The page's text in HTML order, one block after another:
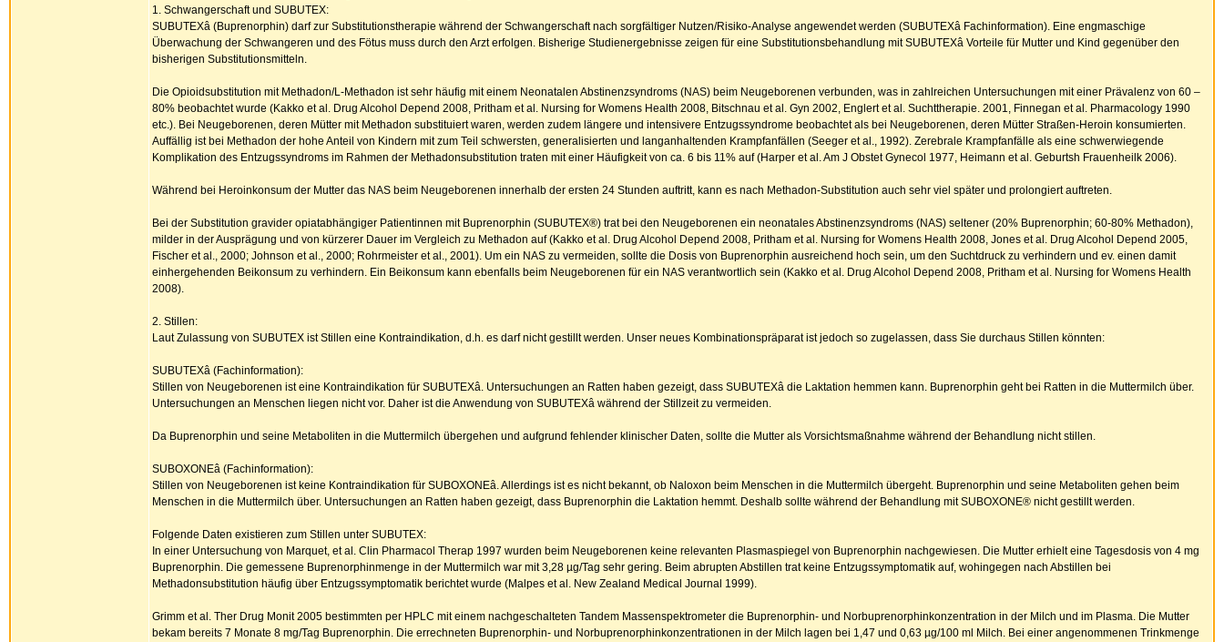
1. Schwangerschaft und SUBUTEX:
SUBUTEXâ (Buprenorphin) darf zur Substitutionstherapie während der Schwangerschaft nach sorgfältiger Nutzen/Risiko-Analyse angewendet werden (SUBUTEXâ Fachinformation). Eine engmaschige
Überwachung der Schwangeren und des Fötus muss durch den Arzt erfolgen. Bisherige Studienergebnisse zeigen für eine Substitutionsbehandlung mit SUBUTEXâ Vorteile für Mutter und Kind gegenüber den
bisherigen Substitutionsmitteln.
Die Opioidsubstitution mit Methadon/L-Methadon ist sehr häufig mit einem Neonatalen Abstinenzsyndroms (NAS) beim Neugeborenen verbunden, was in zahlreichen Untersuchungen mit einer Prävalenz von 60 –
80% beobachtet wurde (Kakko et al. Drug Alcohol Depend 2008, Pritham et al. Nursing for Womens Health 2008, Bitschnau et al. Gyn 2002, Englert et al. Suchttherapie. 2001, Finnegan et al. Pharmacology 1990
etc.). Bei Neugeborenen, deren Mütter mit Methadon substituiert waren, werden zudem längere und intensivere Entzugssyndrome beobachtet als bei Neugeborenen, deren Mütter Straßen-Heroin konsumierten.
Auffällig ist bei Methadon der hohe Anteil von Kindern mit zum Teil schwersten, generalisierten und langanhaltenden Krampfanfällen (Seeger et al., 1992). Zerebrale Krampfanfälle als eine schwerwiegende
Komplikation des Entzugssyndroms im Rahmen der Methadonsubstitution traten mit einer Häufigkeit von ca. 6 bis 11% auf (Harper et al. Am J Obstet Gynecol 1977, Heimann et al. Geburtsh Frauenheilk 2006).
Während bei Heroinkonsum der Mutter das NAS beim Neugeborenen innerhalb der ersten 24 Stunden auftritt, kann es nach Methadon-Substitution auch sehr viel später und prolongiert auftreten.
Bei der Substitution gravider opiatabhängiger Patientinnen mit Buprenorphin (SUBUTEX®) trat bei den Neugeborenen ein neonatales Abstinenzsyndroms (NAS) seltener (20% Buprenorphin; 60-80% Methadon),
milder in der Ausprägung und von kürzerer Dauer im Vergleich zu Methadon auf (Kakko et al. Drug Alcohol Depend 2008, Pritham et al. Nursing for Womens Health 2008, Jones et al. Drug Alcohol Depend 2005,
Fischer et al., 2000; Johnson et al., 2000; Rohrmeister et al., 2001). Um ein NAS zu vermeiden, sollte die Dosis von Buprenorphin ausreichend hoch sein, um den Suchtdruck zu verhindern und ev. einen damit
einhergehenden Beikonsum zu verhindern. Ein Beikonsum kann ebenfalls beim Neugeborenen für ein NAS verantwortlich sein (Kakko et al. Drug Alcohol Depend 2008, Pritham et al. Nursing for Womens Health
2008).
2. Stillen:
Laut Zulassung von SUBUTEX ist Stillen eine Kontraindikation, d.h. es darf nicht gestillt werden. Unser neues Kombinationspräparat ist jedoch so zugelassen, dass Sie durchaus Stillen könnten:
SUBUTEXâ (Fachinformation):
Stillen von Neugeborenen ist eine Kontraindikation für SUBUTEXâ. Untersuchungen an Ratten haben gezeigt, dass SUBUTEXâ die Laktation hemmen kann. Buprenorphin geht bei Ratten in die Muttermilch über.
Untersuchungen an Menschen liegen nicht vor. Daher ist die Anwendung von SUBUTEXâ während der Stillzeit zu vermeiden.
Da Buprenorphin und seine Metaboliten in die Muttermilch übergehen und aufgrund fehlender klinischer Daten, sollte die Mutter als Vorsichtsmaßnahme während der Behandlung nicht stillen.
SUBOXONEâ (Fachinformation):
Stillen von Neugeborenen ist keine Kontraindikation für SUBOXONEâ. Allerdings ist es nicht bekannt, ob Naloxon beim Menschen in die Muttermilch übergeht. Buprenorphin und seine Metaboliten gehen beim
Menschen in die Muttermilch über. Untersuchungen an Ratten haben gezeigt, dass Buprenorphin die Laktation hemmt. Deshalb sollte während der Behandlung mit SUBOXONE® nicht gestillt werden.
Folgende Daten existieren zum Stillen unter SUBUTEX:
In einer Untersuchung von Marquet, et al. Clin Pharmacol Therap 1997 wurden beim Neugeborenen keine relevanten Plasmaspiegel von Buprenorphin nachgewiesen. Die Mutter erhielt eine Tagesdosis von 4 mg
Buprenorphin. Die gemessene Buprenorphinmenge in der Muttermilch war mit 3,28 µg/Tag sehr gering. Beim abrupten Abstillen trat keine Entzugssymptomatik auf, wohingegen nach Abstillen bei
Methadonsubstitution häufig über Entzugssymptomatik berichtet wurde (Malpes et al. New Zealand Medical Journal 1999).
Grimm et al. Ther Drug Monit 2005 bestimmten per HPLC mit einem nachgeschalteten Tandem Massenspektrometer die Buprenorphin- und Norbuprenorphinkonzentration in der Milch und im Plasma. Die Mutter
bekam bereits 7 Monate 8 mg/Tag Buprenorphin. Die errechneten Buprenorphin- und Norbuprenorphinkonzentrationen in der Milch lagen bei 1,47 und 0,63 µg/100 ml Milch. Bei einer angenommenen Trinkmenge